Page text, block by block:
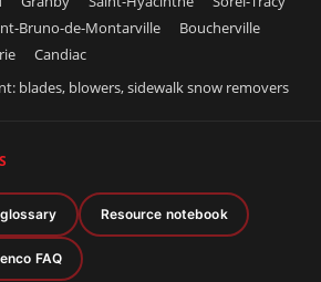
Bruno-de-Montarville
Boucherville
Candiac
blades, blowers, sidewalk snow removers
Resource notebook
FAQ